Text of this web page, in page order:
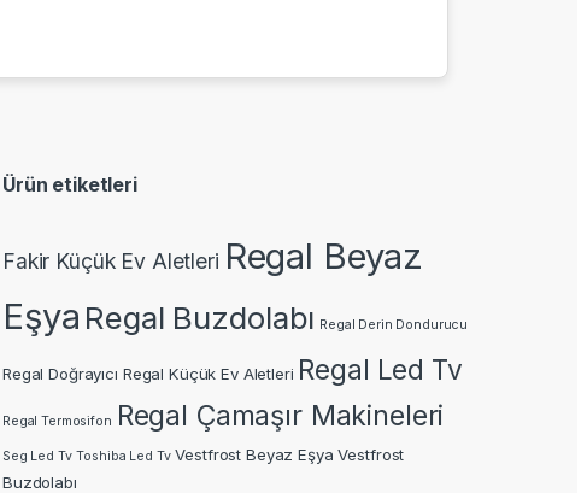
Ürün etiketleri
Fakir Küçük Ev Aletleri Regal Beyaz
Eşya Regal Buzdolabı Regal Derin Dondurucu
Regal Doğrayıcı Regal Küçük Ev Aletleri Regal Led Tv
Regal Termosifon Regal Çamaşır Makineleri
Seg Led Tv Toshiba Led Tv Vestfrost Beyaz Eşya Vestfrost
Buzdolabı